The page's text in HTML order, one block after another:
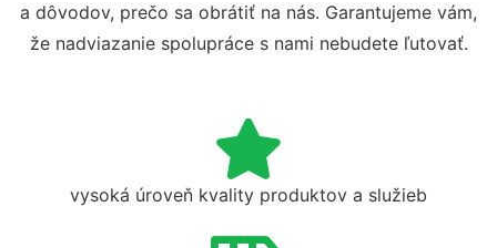
a dôvodov, prečo sa obrátiť na nás. Garantujeme vám,
že nadviazanie spolupráce s nami nebudete ľutovať.
vysoká úroveň kvality produktov a služieb